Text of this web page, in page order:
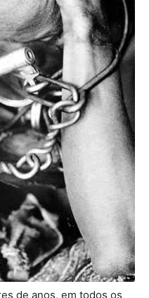
de anos, em todos os